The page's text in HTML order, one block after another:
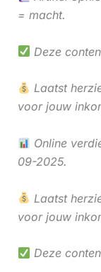
= macht.
Deze
Laatst
voor jouw
Online
09-2025.
Laatst
voor jouw
Deze